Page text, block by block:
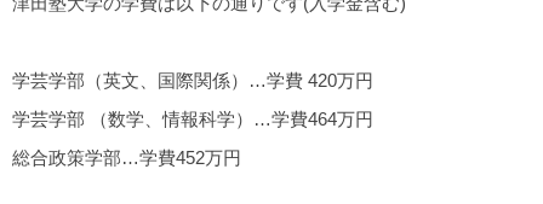
学芸学部（英文、国際関係）…学費 420万円
学芸学部 （数学、情報科学）…学費464万円
総合政策学部…学費452万円